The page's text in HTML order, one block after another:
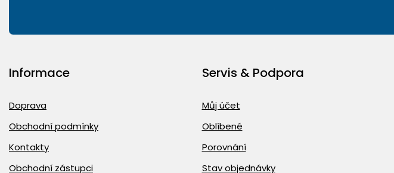
Informace
Doprava
Obchodní podmínky
Kontakty
Obchodní zástupci
Servis & Podpora
Můj účet
Oblíbené
Porovnání
Stav objednávky